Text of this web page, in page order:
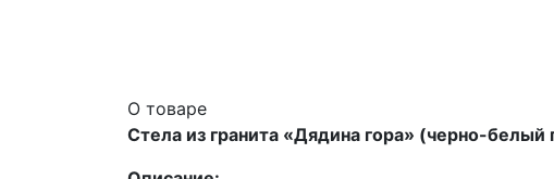
О товаре
Стела из гранита «Дядина гора» (черно-белый